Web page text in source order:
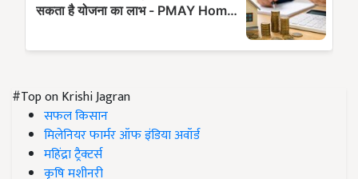
#Top on Krishi Jagran
सफल किसान
मिलेनियर फार्मर ऑफ इंडिया अवॉर्ड
महिंद्रा ट्रैक्टर्स
कृषि मशीनरी